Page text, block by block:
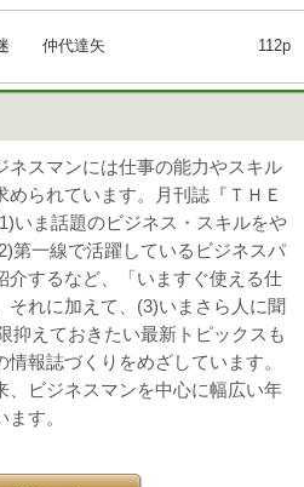
仲代達矢 112p
スマンには仕事の能力やスキル
められています。月刊誌『ＴＨＥ
いま話題のビジネス・スキルをや
第一線で活躍しているビジネスパ
介するなど、「いますぐ使える仕
れに加えて、(3)いまさら人に聞
抑えておきたい最新トピックスも
報誌づくりをめざしています。
、ビジネスマンを中心に幅広い年
す。